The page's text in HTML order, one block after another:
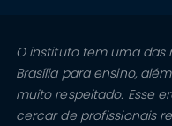
O instituto tem uma das
Brasília para ensino,
muito respeitado. Esse
cercar de profissionais